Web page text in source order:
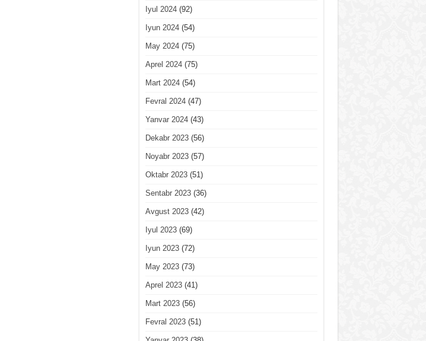
Iyul 2024(92)
Iyun 2024(54)
May 2024(75)
Aprel 2024(75)
Mart 2024(54)
Fevral 2024(47)
Yanvar 2024(43)
Dekabr 2023(56)
Noyabr 2023(57)
Oktabr 2023(51)
Sentabr 2023(36)
Avgust 2023(42)
Iyul 2023(69)
Iyun 2023(72)
May 2023(73)
Aprel 2023(41)
Mart 2023(56)
Fevral 2023(51)